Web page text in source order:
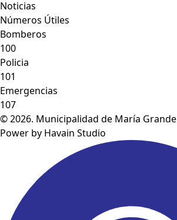
Noticias
Números Útiles
Bomberos
100
Policia
101
Emergencias
107
© 2026. Municipalidad de María Grande
Power by Havain Studio